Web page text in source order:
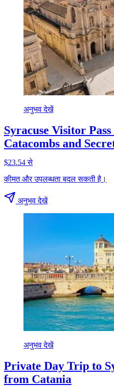
अनुभव देखें
Syracuse Visitor
Catacombs and
$23.54 से
कीमत और उपलब्धता बदल सकती है।
अनुभव देखें
अनुभव देखें
Private Day Trip to
from Catania